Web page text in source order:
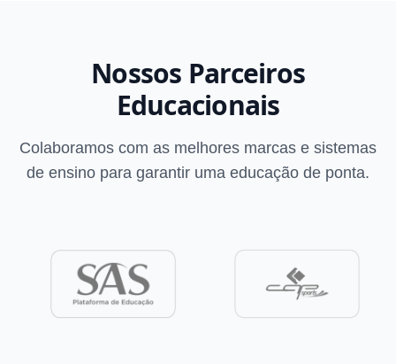
Nossos Parceiros
Educacionais
Colaboramos com as melhores marcas e sistemas
de ensino para garantir uma educação de ponta.